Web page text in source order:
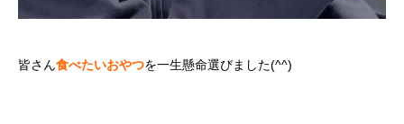
皆さん食べたいおやつを一生懸命選びました(^^)